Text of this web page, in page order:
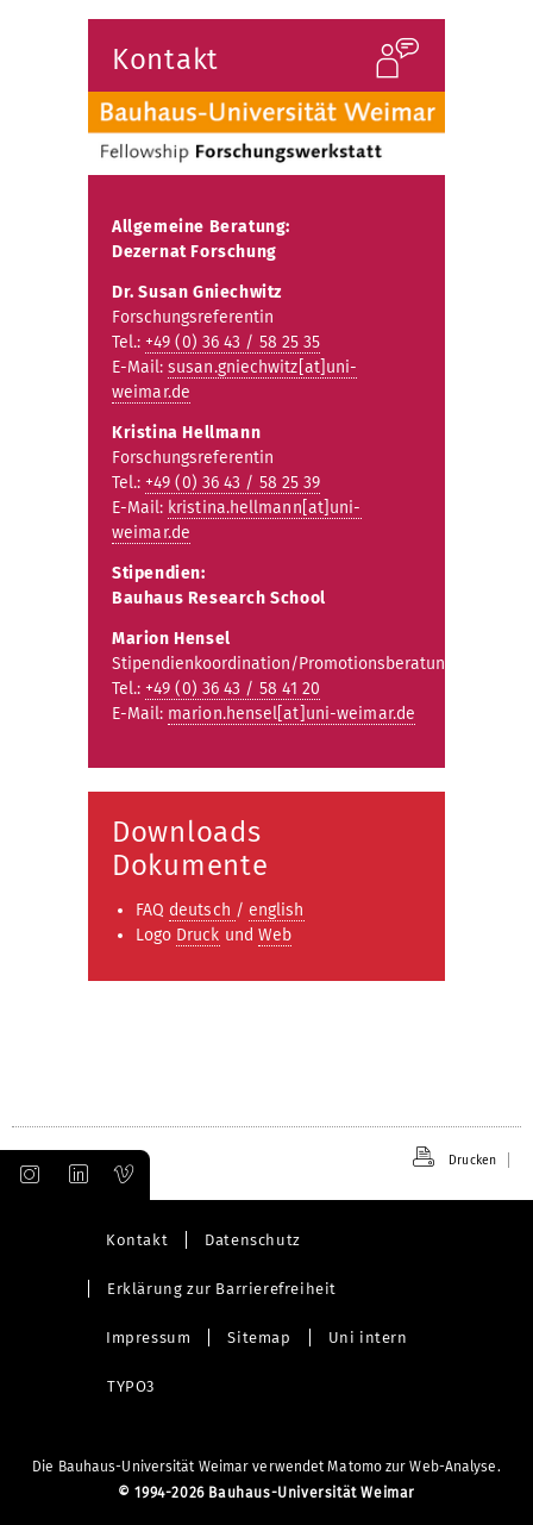
öffnen
Kontakt
Allgemeine Beratung:
Dezernat Forschung
Dr. Susan Gniechwitz
Forschungsreferentin
Tel.: +49 (0) 36 43 / 58 25 35
E-Mail: susan.gniechwitz[at]uni-
weimar.de
Kristina Hellmann
Forschungsreferentin
Tel.: +49 (0) 36 43 / 58 25 39
E-Mail: kristina.hellmann[at]uni-
weimar.de
Stipendien:
Bauhaus Research School
Marion Hensel
Stipendienkoordination/Promotionsberatung
Tel.: +49 (0) 36 43 / 58 41 20
E-Mail: marion.hensel[at]uni-weimar.de
Downloads
Dokumente
FAQ deutsch / english
Logo Druck und Web
Drucken
Kontakt Datenschutz
Erklärung zur Barrierefreiheit
Impressum Sitemap Uni intern
TYPO3
Die Bauhaus-Universität Weimar verwendet Matomo zur Web-Analyse.
© 1994-2026 Bauhaus-Universität Weimar